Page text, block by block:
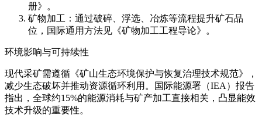
册》。
矿物加工：通过破碎、浮选、冶炼等流程提升矿石品
位，国际通用方法见《矿物加工工程导论》。
环境影响与可持续性
现代采矿需遵循《矿山生态环境保护与恢复治理技术规范》，
减少生态破坏并推动资源循环利用。国际能源署（IEA）报告
指出，全球约15%的能源消耗与矿产加工直接相关，凸显能效
技术升级的重要性。